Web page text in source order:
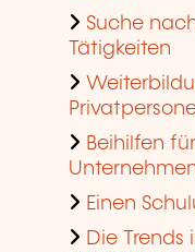
Suche
Tätigkeiten
Beihilfen
Einen
Die Trends